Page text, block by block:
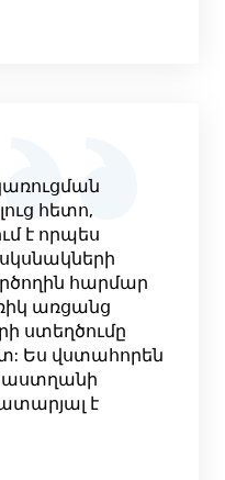
հետո,
է որպես
հարմար
առցանց
ստեղծումը
Ես վստահորեն
աստղանի
է